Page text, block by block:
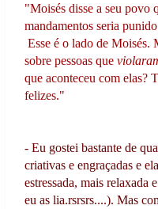
"Moisés disse a seu povo
mandamentos seria
Esse é o lado de Moisés.
sobre pessoas que
que aconteceu com elas?
felizes."
- Eu gostei bastante de
criativas e engraçadas e
estressada, mais relaxada
eu as lia.rsrsrs....). Mas